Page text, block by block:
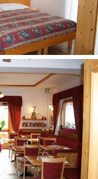
užklausą, mokama)